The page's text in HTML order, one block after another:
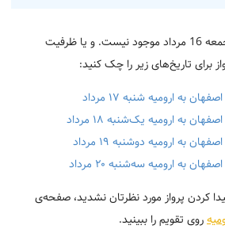
پروازی در روز جمعه 16 مرداد موجود نیست. و یا ظرفیت
برای تاریخ‌های زیر را چک کنید:
به ارومیه شنبه ۱۷ مرداد
به ارومیه یک‌شنبه ۱۸ مرداد
به ارومیه دوشنبه ۱۹ مرداد
به ارومیه سه‌شنبه ۲۰ مرداد
کردن پرواز مورد نظرتان نشدید، صفحه‌ی
روی تقویم را ببینید.